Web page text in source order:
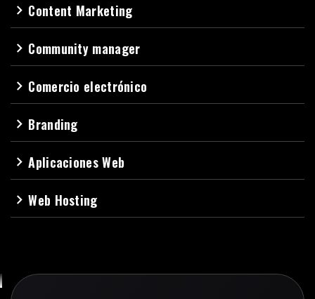
navigate_next Content Marketing
navigate_next Community manager
navigate_next Comercio electrónico
navigate_next Branding
navigate_nextAplicaciones Web
navigate_nextWeb Hosting